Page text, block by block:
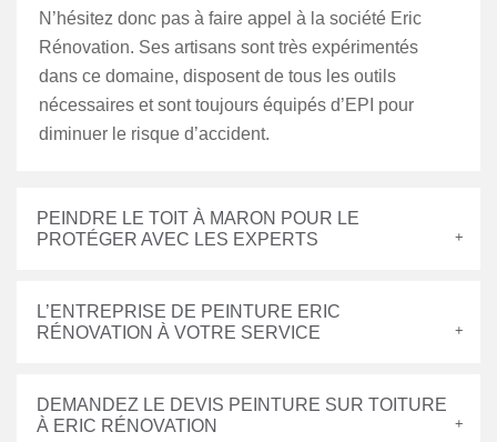
N’hésitez donc pas à faire appel à la société Eric
Rénovation. Ses artisans sont très expérimentés
dans ce domaine, disposent de tous les outils
nécessaires et sont toujours équipés d’EPI pour
diminuer le risque d’accident.
PEINDRE LE TOIT À MARON POUR LE
PROTÉGER AVEC LES EXPERTS
L’ENTREPRISE DE PEINTURE ERIC
RÉNOVATION À VOTRE SERVICE
DEMANDEZ LE DEVIS PEINTURE SUR TOITURE
À ERIC RÉNOVATION